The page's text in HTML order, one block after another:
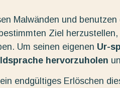
Malwänden und
Ziel
Um seinen eigenen Ur-
hervorzuholen
endgültiges Erlöschen